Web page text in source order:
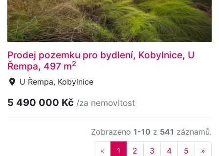
Prodej pozemku pro bydlení, Kobylnice, U
Řempa, 497 m2
U Řempa, Kobylnice
5 490 000 Kč /za nemovitost
Zobrazeno 1-10 z 541 záznamů.
« Previous
1 2 3 4 5 »